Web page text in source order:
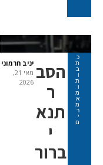
כ
ת
ב
ו
ת
ו
מ
א
מ
ר
י
ם
הסב
ר
תנא
י
ברור
יניב חרמוני
מאי 21,
2026